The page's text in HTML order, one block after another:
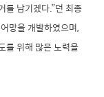
를 남기겠다.”던 최종
망을 개발하였으며,
를 위해 많은 노력을